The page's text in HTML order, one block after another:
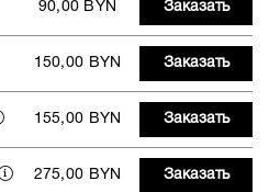
90,00 BYN Заказать
150,00 BYN Заказать
155,00 BYN Заказать
275,00 BYN Заказать